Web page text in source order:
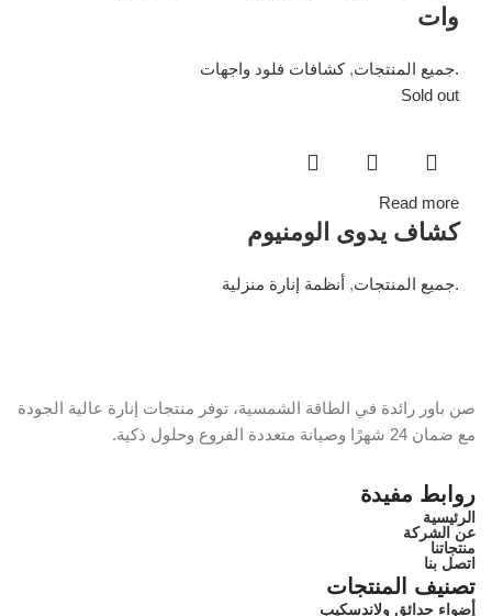
وات
.جميع المنتجات,كشافات فلود واجهات
Sold out
Read more
كشاف يدوى الومنيوم
.جميع المنتجات, أنظمة إنارة منزلية
صن باور رائدة في الطاقة الشمسية، توفر منتجات إنارة عالية الجودة
مع ضمان 24 شهرًا وصيانة متعددة الفروع وحلول ذكية.
روابط مفيدة
الرئيسية
عن الشركة
منتجاتنا
اتصل بنا
تصنيف المنتجات
أضواء حدائق ولاندسكيب